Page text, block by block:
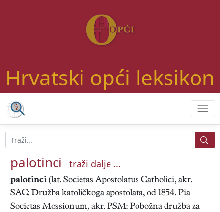
Hrvatski opći leksikon
palotinci traži dalje ...
palotinci (lat. Societas Apostolatus Catholici, akr.
SAC: Družba katoličkoga apostolata, od 1854. Pia
Societas Mossionum, akr. PSM: Pobožna družba za